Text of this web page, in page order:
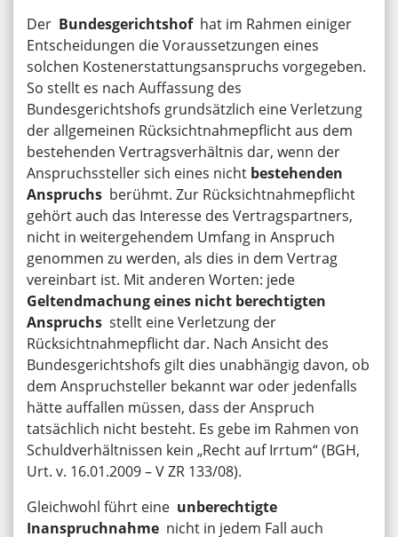
Der Bundesgerichtshofhat im Rahmen einiger
Entscheidungen die Voraussetzungen eines
solchen Kostenerstattungsanspruchs vorgegeben.
So stellt es nach Auffassung des
Bundesgerichtshofs grundsätzlich eine Verletzung
der allgemeinen Rücksichtnahmepflicht aus dem
bestehenden Vertragsverhältnis dar, wenn der
Anspruchssteller sich eines nicht bestehenden
Anspruchs berühmt. Zur Rücksichtnahmepflicht
gehört auch das Interesse des Vertragspartners,
nicht in weitergehendem Umfang in Anspruch
genommen zu werden, als dies in dem Vertrag
vereinbart ist. Mit anderen Worten: jede
Geltendmachung eines nicht berechtigten
Anspruchs stellt eine Verletzung der
Rücksichtnahmepflicht dar. Nach Ansicht des
Bundesgerichtshofs gilt dies unabhängig davon, ob
dem Anspruchsteller bekannt war oder jedenfalls
hätte auffallen müssen, dass der Anspruch
tatsächlich nicht besteht. Es gebe im Rahmen von
Schuldverhältnissen kein „Recht auf Irrtum“ (BGH,
Urt. v. 16.01.2009 – V ZR 133/08).
Gleichwohl führt eine unberechtigte
Inanspruchnahme nicht in jedem Fall auch